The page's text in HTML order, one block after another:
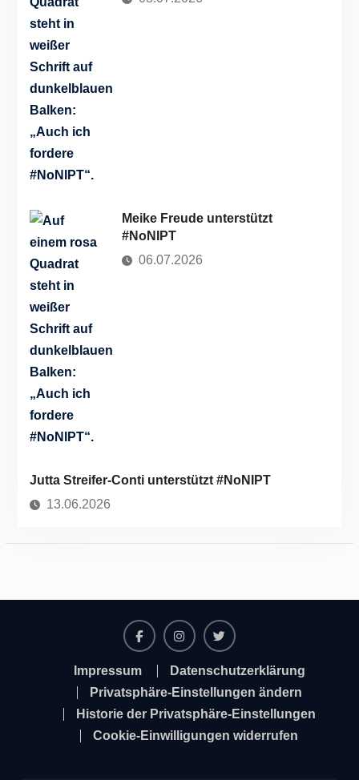
Meike Freude unterstützt
#NoNIPT
06.07.2026
Jutta Streifer-Conti unterstützt #NoNIPT
13.06.2026
Impressum
Datenschutzerklärung
Privatsphäre-Einstellungen ändern
Historie der Privatsphäre-Einstellungen
Cookie-Einwilligungen widerrufen